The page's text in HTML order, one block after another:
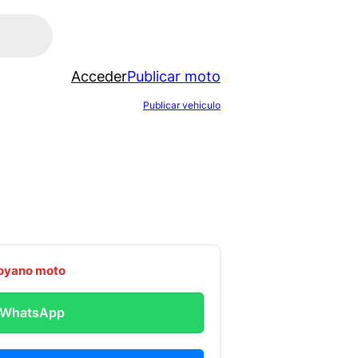
AccederPublicar moto
Publicar vehiculo
moto